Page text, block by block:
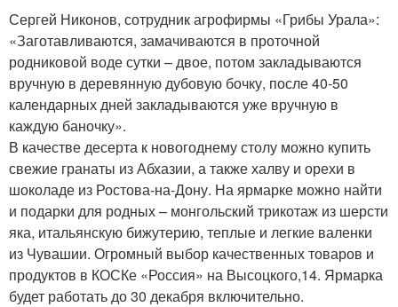
Сергей Никонов, сотрудник агрофирмы «Грибы Урала»:
«Заготавливаются, замачиваются в проточной
родниковой воде сутки – двое, потом закладываются
вручную в деревянную дубовую бочку, после 40-50
календарных дней закладываются уже вручную в
каждую баночку».
В качестве десерта к новогоднему столу можно купить
свежие гранаты из Абхазии, а также халву и орехи в
шоколаде из Ростова-на-Дону. На ярмарке можно найти
и подарки для родных – монгольский трикотаж из шерсти
яка, итальянскую бижутерию, теплые и легкие валенки
из Чувашии. Огромный выбор качественных товаров и
продуктов в КОСКе «Россия» на Высоцкого,14. Ярмарка
будет работать до 30 декабря включительно.